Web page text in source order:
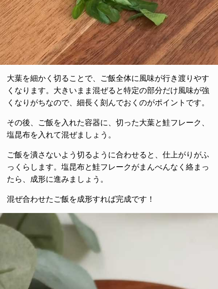
大葉を細かく切ることで、ご飯全体に風味が行き渡りやす
くなります。大きいまま混ぜると特定の部分だけ風味が強
くなりがちなので、細長く刻んでおくのがポイントです。
その後、ご飯を入れた容器に、切った大葉と鮭フレーク、
塩昆布を入れて混ぜましょう。
ご飯を潰さないよう切るように合わせると、仕上がりがふ
っくらします。塩昆布と鮭フレークがまんべんなく絡まっ
たら、成形に進みましょう。
混ぜ合わせたご飯を成形すれば完成です！